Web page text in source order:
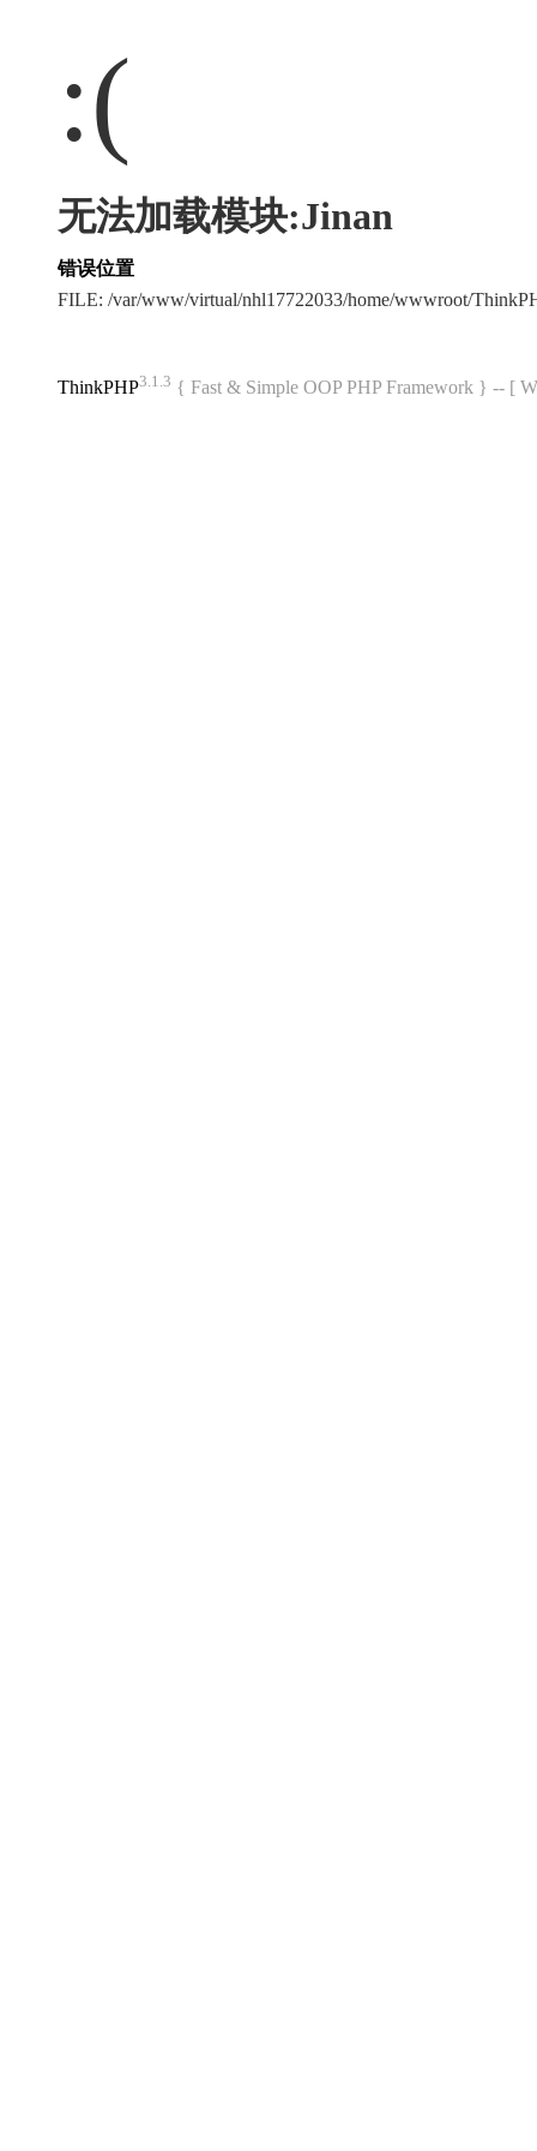
:(
无法加载模块:Jinan
错误位置
FILE: /var/www/virtual/nhl17722033/home/wwwroot/
ThinkPHP3.1.3 { Fast & Simple OOP PHP Framework } -- [